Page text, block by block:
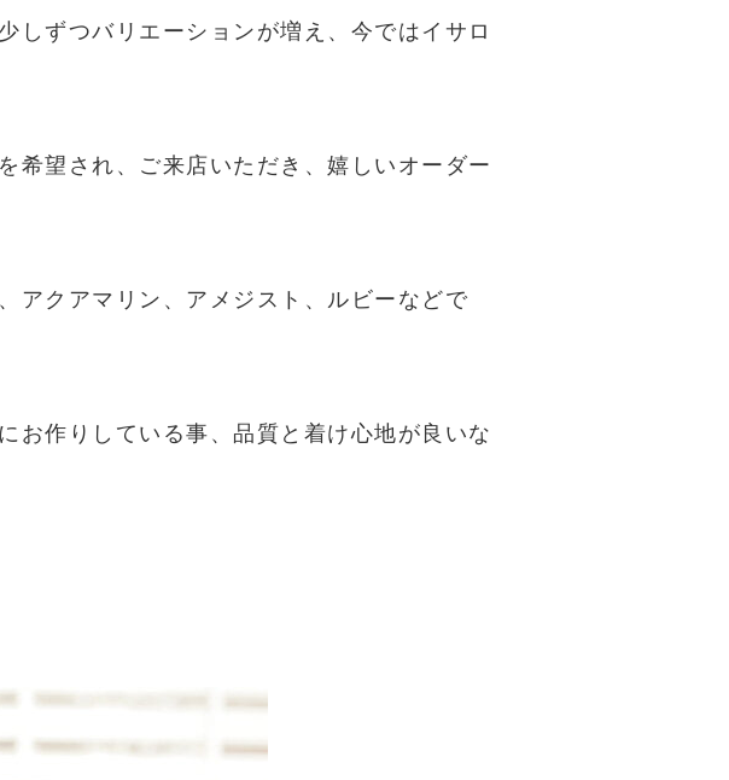
しずつバリエーションが増え、今ではイサロ
希望され、ご来店いただき、嬉しいオーダー
アクアマリン、アメジスト、ルビーなどで
お作りしている事、品質と着け心地が良いな